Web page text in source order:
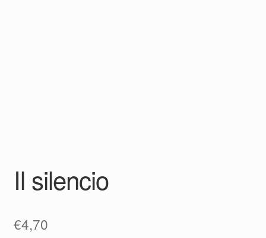
Il silencio
€4,70